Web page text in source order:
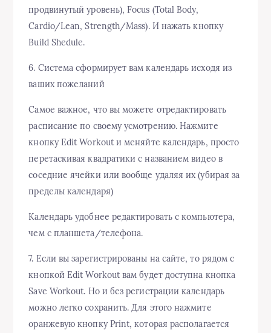
продвинутый уровень), Focus (Total Body,
Cardio/Lean, Strength/Mass). И нажать кнопку
Build Shedule.
6. Система сформирует вам календарь исходя из
ваших пожеланий
Самое важное, что вы можете отредактировать
расписание по своему усмотрению. Нажмите
кнопку Edit Workout и меняйте календарь, просто
перетаскивая квадратики с названием видео в
соседние ячейки или вообще удаляя их (убирая за
пределы календаря)
Календарь удобнее редактировать с компьютера,
чем с планшета/телефона.
7. Если вы зарегистрированы на сайте, то рядом с
кнопкой Edit Workout вам будет доступна кнопка
Save Workout. Но и без регистрации календарь
можно легко сохранить. Для этого нажмите
оранжевую кнопку Print, которая располагается